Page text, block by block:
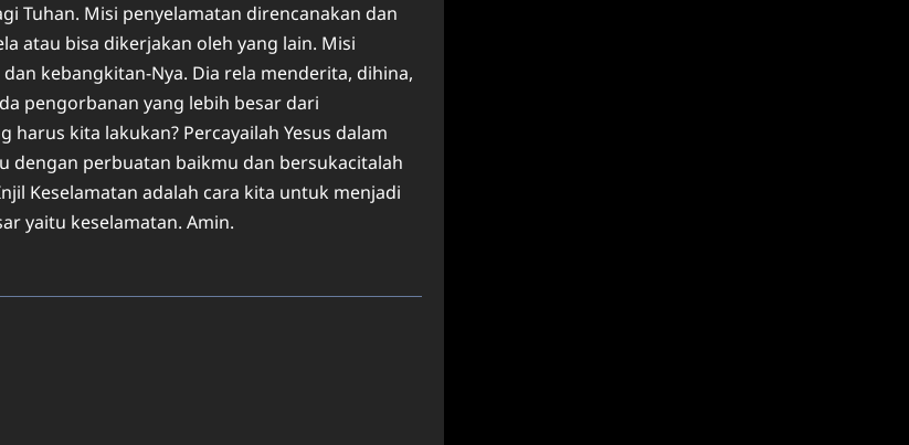
Tuhan. Misi penyelamatan direncanakan dan
atau bisa dikerjakan oleh yang lain. Misi
kebangkitan-Nya. Dia rela menderita, dihina,
pengorbanan yang lebih besar dari
harus kita lakukan? Percayailah Yesus dalam
dengan perbuatan baikmu dan bersukacitalah
Keselamatan adalah cara kita untuk menjadi
yaitu keselamatan. Amin.